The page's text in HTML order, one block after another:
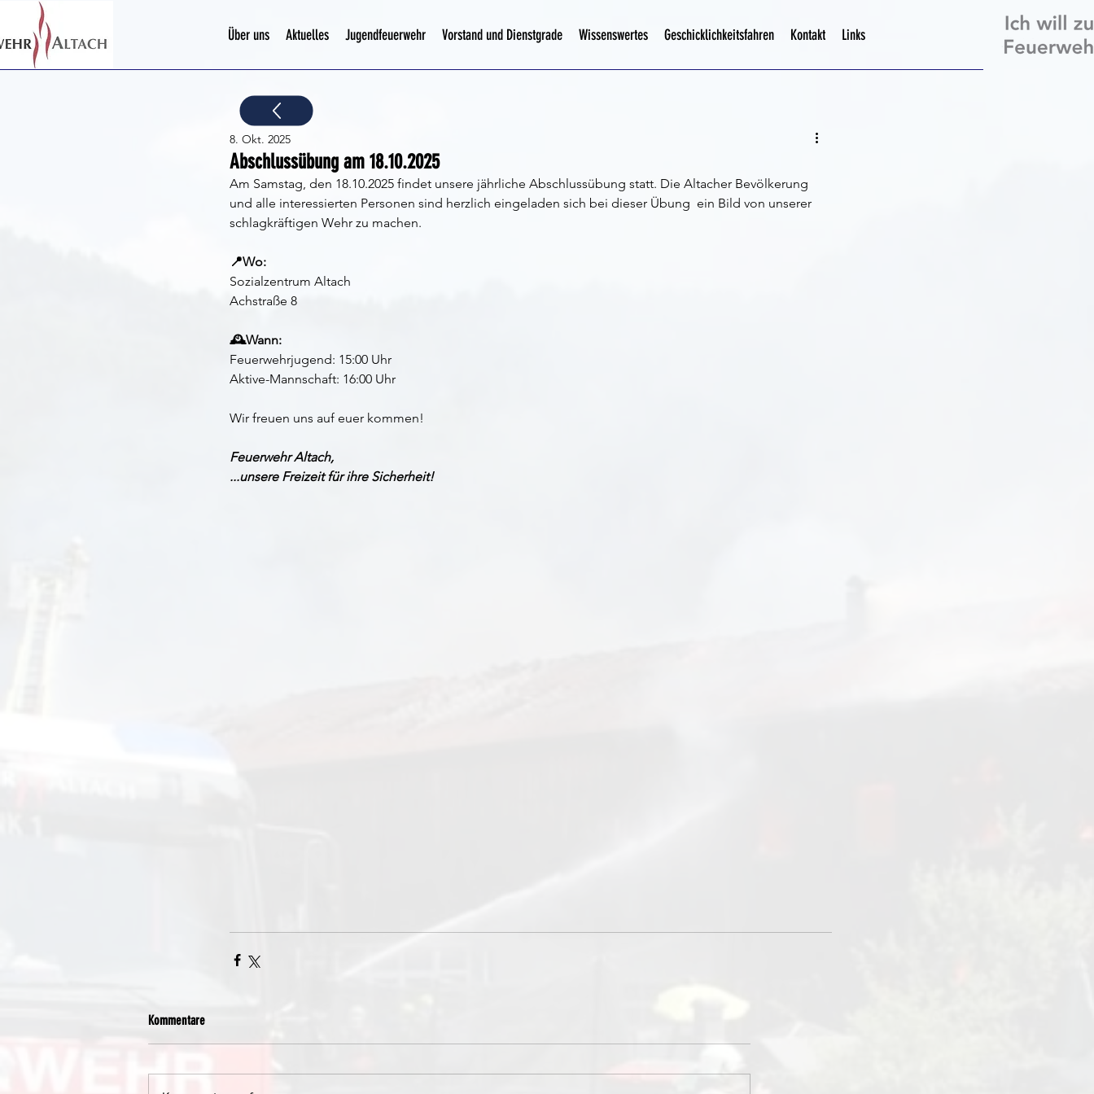
Über uns Aktuelles Jugendfeuerwehr Vorstand und Dienstgrade Wissenswertes Geschicklichkeitsfahren Kontakt Links
Abschlussübung am 18.10.2025
8. Okt. 2025
Am Samstag, den 18.10.2025 findet unsere jährliche Abschlussübung statt. Die Altacher Bevölkerung
und alle interessierten Personen sind herzlich eingeladen sich bei dieser Übung  ein Bild von unserer
schlagkräftigen Wehr zu machen.
📍Wo:
Sozialzentrum Altach
Achstraße 8
🕰️Wann:
Feuerwehrjugend: 15:00 Uhr
Aktive-Mannschaft: 16:00 Uhr
Wir freuen uns auf euer kommen!
Feuerwehr Altach,
...unsere Freizeit für ihre Sicherheit!
Kommentare